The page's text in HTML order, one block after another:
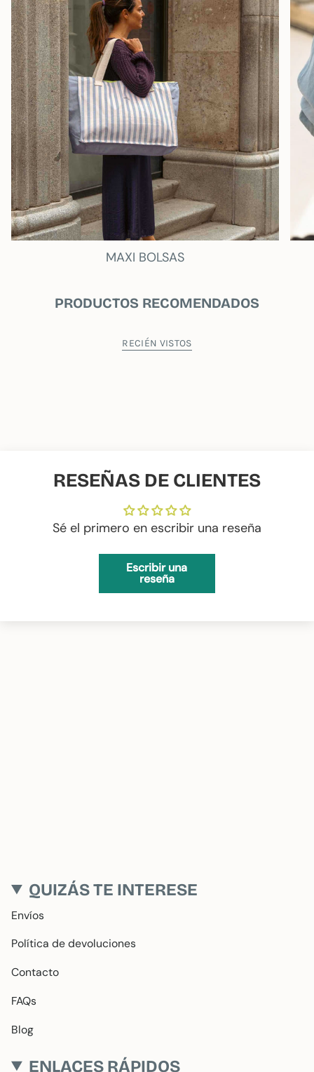
MAXI BOLSAS
PRODUCTOS RECOMENDADOS
RECIÉN VISTOS
RESEÑAS DE CLIENTES
Sé el primero en escribir una reseña
Escribir una
reseña
QUIZÁS TE INTERESE
Envíos
Política de devoluciones
Contacto
FAQs
Blog
ENLACES RÁPIDOS